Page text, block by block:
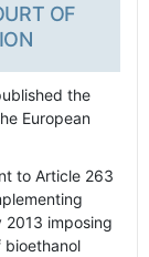
OF
the
European
to Article 263
2013 imposing